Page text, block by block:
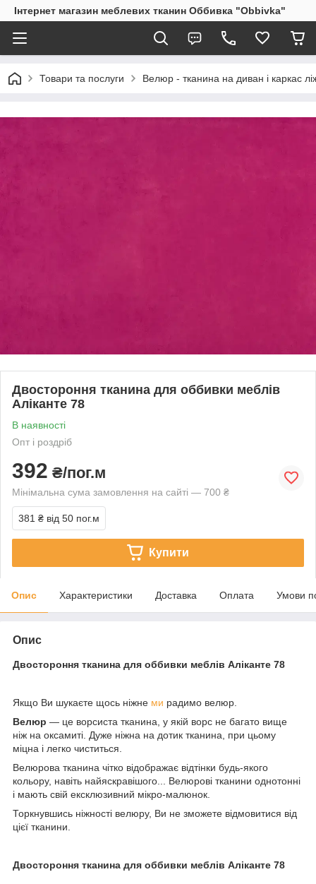
Інтернет магазин меблевих тканин Оббивка "Obbivka"
Товари та послуги Велюр - тканина на диван і каркас
Двостороння тканина для оббивки меблів
Аліканте 78
В наявності
Опт і роздріб
392 ₴/пог.м
Мінімальна сума замовлення на сайті — 700 ₴
381 ₴ від 50 пог.м
Купити
Опис Характеристики Доставка Оплата Умови
Опис
Двостороння тканина для оббивки меблів Аліканте 78
Якщо Ви шукаєте щось ніжне ми радимо велюр.
Велюр ― це ворсиста тканина, у якій ворс не багато вище
ніж на оксамиті. Дуже ніжна на дотик тканина, при цьому
міцна і легко чиститься.
Велюрова тканина чітко відображає відтінки будь-якого
кольору, навіть найяскравішого... Велюрові тканини однотонні
і мають свій ексклюзивний мікро-малюнок.
Торкнувшись ніжності велюру, Ви не зможете відмовитися від
цієї тканини.
Двостороння тканина для оббивки меблів Аліканте 78